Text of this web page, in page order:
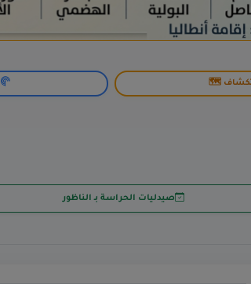
🗺️
صيدليات الحراسة بـ الناظور